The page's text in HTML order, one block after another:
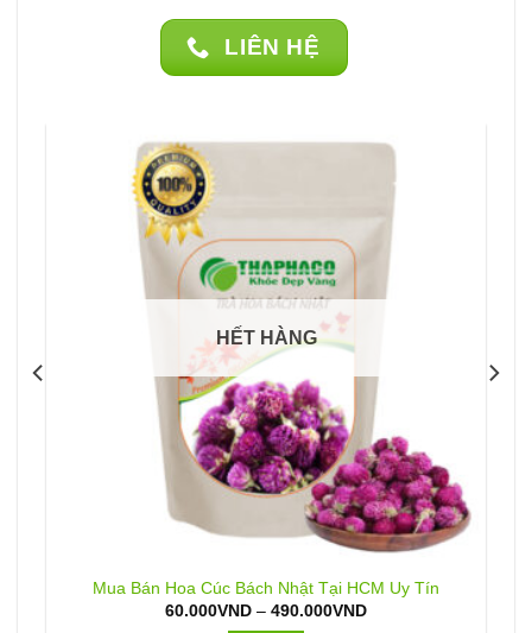
LIÊN HỆ
HẾT HÀNG
Mua Bán Hoa Cúc Bách Nhật Tại HCM Uy Tín
60.000VND – 490.000VNDKhoảng